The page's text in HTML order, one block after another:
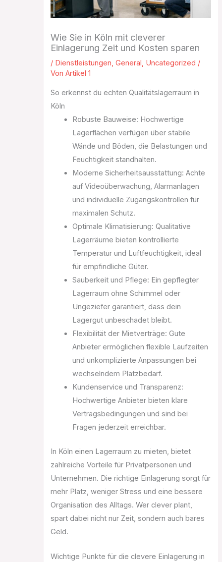
Wie Sie in Köln mit cleverer
Einlagerung Zeit und Kosten sparen
/ Dienstleistungen,General , Uncategorized /
VonArtikel 1
So erkennst du echten Qualitätslagerraum in
Köln
Robuste Bauweise: Hochwertige
Lagerflächen verfügen über stabile
Wände und Böden, die Belastungen und
Feuchtigkeit standhalten.
Moderne Sicherheitsausstattung: Achte
auf Videoüberwachung, Alarmanlagen
und individuelle Zugangskontrollen für
maximalen Schutz.
Optimale Klimatisierung: Qualitative
Lagerräume bieten kontrollierte
Temperatur und Luftfeuchtigkeit, ideal
für empfindliche Güter.
Sauberkeit und Pflege: Ein gepflegter
Lagerraum ohne Schimmel oder
Ungeziefer garantiert, dass dein
Lagergut unbeschadet bleibt.
Flexibilität der Mietverträge: Gute
Anbieter ermöglichen flexible Laufzeiten
und unkomplizierte Anpassungen bei
wechselndem Platzbedarf.
Kundenservice und Transparenz:
Hochwertige Anbieter bieten klare
Vertragsbedingungen und sind bei
Fragen jederzeit erreichbar.
In Köln einen Lagerraum zu mieten, bietet
zahlreiche Vorteile für Privatpersonen und
Unternehmen. Die richtige Einlagerung sorgt für
mehr Platz, weniger Stress und eine bessere
Organisation des Alltags. Wer clever plant,
spart dabei nicht nur Zeit, sondern auch bares
Geld.
Wichtige Punkte für die clevere Einlagerung in